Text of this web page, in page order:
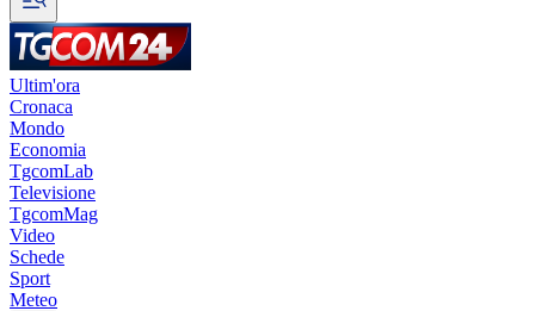
Ultim'ora
Cronaca
Mondo
Economia
TgcomLab
Televisione
TgcomMag
Video
Schede
Sport
Meteo